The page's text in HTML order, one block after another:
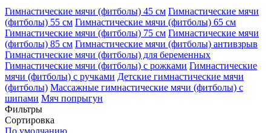
Гимнастические мячи (фитболы) 45 см Гимнастические мячи
(фитболы) 55 см Гимнастические мячи (фитболы) 65 см
Гимнастические мячи (фитболы) 75 см Гимнастические мячи
(фитболы) 85 см Гимнастические мячи (фитболы) антивзрыв
Гимнастические мячи (фитболы) для беременных
Гимнастические мячи (фитболы) с рожками Гимнастические
мячи (фитболы) с ручками Детские гимнастические мячи
(фитболы) Массажные гимнастические мячи (фитболы) с
шипами Мяч попрыгун
Фильтры
Сортировка
По умолчанию